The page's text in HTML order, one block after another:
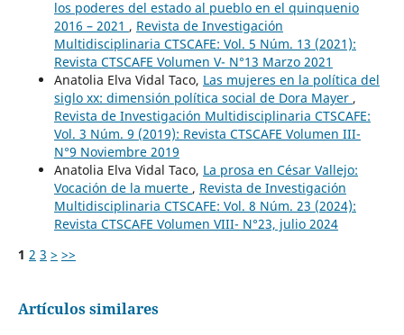
los poderes del estado al pueblo en el quinquenio
2016 – 2021 , Revista de Investigación
Multidisciplinaria CTSCAFE: Vol. 5 Núm. 13 (2021):
Revista CTSCAFE Volumen V- N°13 Marzo 2021
Anatolia Elva Vidal Taco, Las mujeres en la política del
siglo xx: dimensión política social de Dora Mayer ,
Revista de Investigación Multidisciplinaria CTSCAFE:
Vol. 3 Núm. 9 (2019): Revista CTSCAFE Volumen III-
N°9 Noviembre 2019
Anatolia Elva Vidal Taco, La prosa en César Vallejo:
Vocación de la muerte , Revista de Investigación
Multidisciplinaria CTSCAFE: Vol. 8 Núm. 23 (2024):
Revista CTSCAFE Volumen VIII- N°23, julio 2024
1 2 3 > >>
Artículos similares